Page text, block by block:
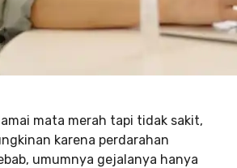
mata merah tapi tidak sakit,
karena perdarahan
umumnya gejalanya hanya